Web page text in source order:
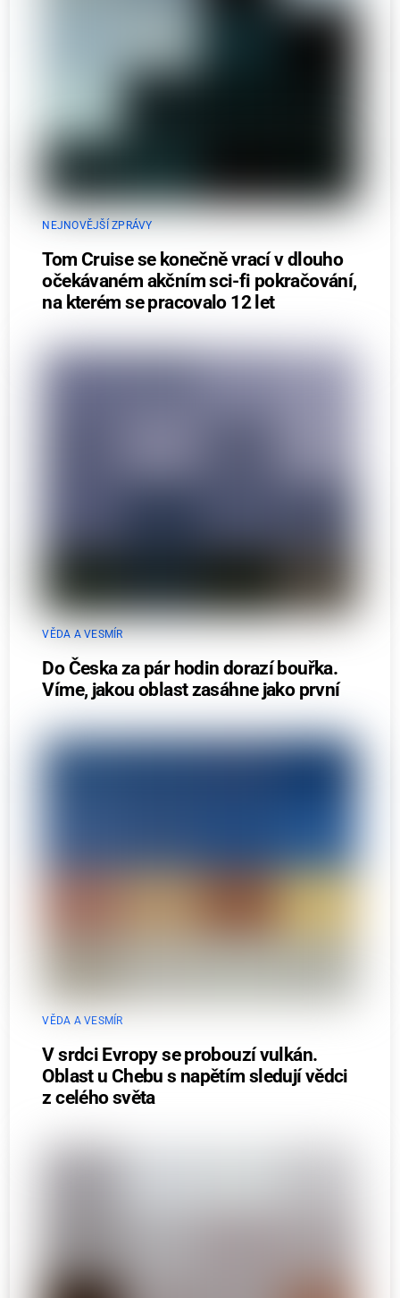
NEJNOVĚJŠÍ ZPRÁVY
Tom Cruise se konečně vrací v dlouho
očekávaném akčním sci-fi pokračování,
na kterém se pracovalo 12 let
VĚDA A VESMÍR
Do Česka za pár hodin dorazí bouřka.
Víme, jakou oblast zasáhne jako první
VĚDA A VESMÍR
V srdci Evropy se probouzí vulkán.
Oblast u Chebu s napětím sledují vědci
z celého světa